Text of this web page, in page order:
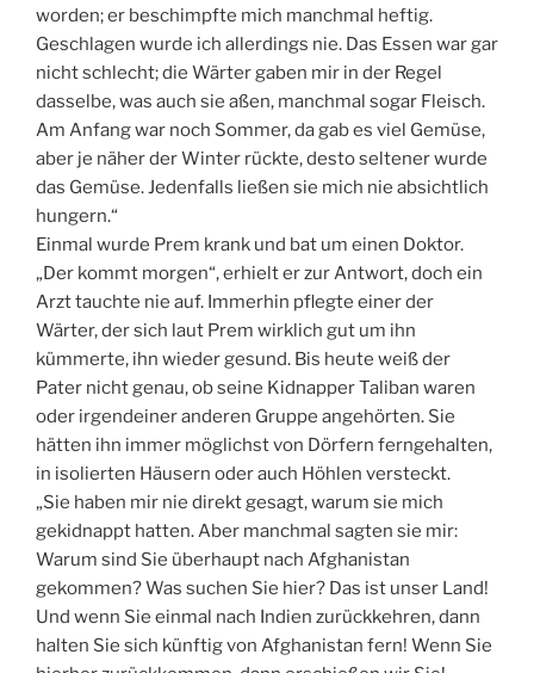
worden; er beschimpfte mich manchmal heftig.
Geschlagen wurde ich allerdings nie. Das Essen war gar
nicht schlecht; die Wärter gaben mir in der Regel
dasselbe, was auch sie aßen, manchmal sogar Fleisch.
Am Anfang war noch Sommer, da gab es viel Gemüse,
aber je näher der Winter rückte, desto seltener wurde
das Gemüse. Jedenfalls ließen sie mich nie absichtlich
hungern.“
Einmal wurde Prem krank und bat um einen Doktor.
„Der kommt morgen“, erhielt er zur Antwort, doch ein
Arzt tauchte nie auf. Immerhin pflegte einer der
Wärter, der sich laut Prem wirklich gut um ihn
kümmerte, ihn wieder gesund. Bis heute weiß der
Pater nicht genau, ob seine Kidnapper Taliban waren
oder irgendeiner anderen Gruppe angehörten. Sie
hätten ihn immer möglichst von Dörfern ferngehalten,
in isolierten Häusern oder auch Höhlen versteckt.
„Sie haben mir nie direkt gesagt, warum sie mich
gekidnappt hatten. Aber manchmal sagten sie mir:
Warum sind Sie überhaupt nach Afghanistan
gekommen? Was suchen Sie hier? Das ist unser Land!
Und wenn Sie einmal nach Indien zurückkehren, dann
halten Sie sich künftig von Afghanistan fern! Wenn Sie